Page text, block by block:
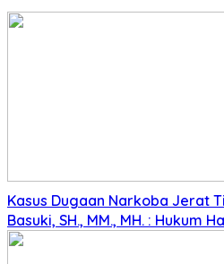
Kasus Dugaan Narkoba Jerat
Basuki, SH., MM., MH. : Hukum